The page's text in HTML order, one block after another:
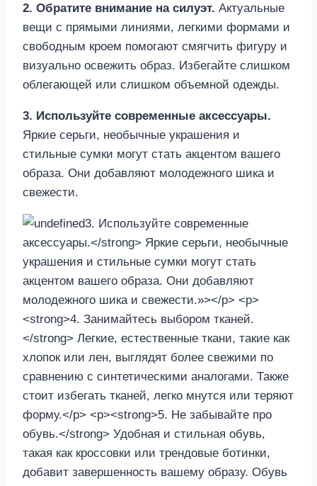
2. Обратите внимание на силуэт. Актуальные
вещи с прямыми линиями, легкими формами и
свободным кроем помогают смягчить фигуру и
визуально освежить образ. Избегайте слишком
облегающей или слишком объемной одежды.
3. Используйте современные аксессуары.
Яркие серьги, необычные украшения и
стильные сумки могут стать акцентом вашего
образа. Они добавляют молодежного шика и
свежести.